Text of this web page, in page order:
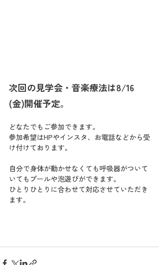
次回の見学会・音楽療法は8/16
(金)開催予定。
どなたでもご参加できます。
参加希望はHPやインスタ、お電話などから受
け付けております。
自分で身体が動かせなくても呼吸器がついて
いてもプールや泡遊びができます。
ひとりひとりに合わせて対応させていただき
ます。